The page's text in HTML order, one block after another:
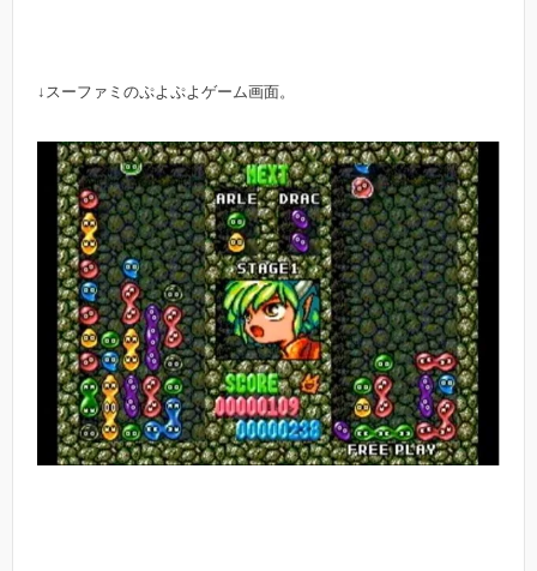
↓スーファミのぷよぷよゲーム画面。